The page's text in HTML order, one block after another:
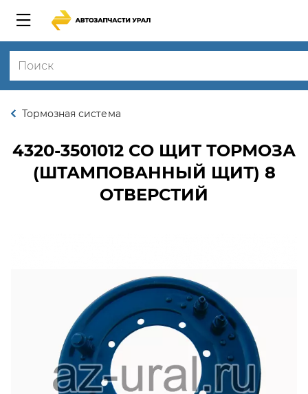
Тормозная система
4320-3501012 СО ЩИТ ТОРМОЗА
(ШТАМПОВАННЫЙ ЩИТ) 8
ОТВЕРСТИЙ